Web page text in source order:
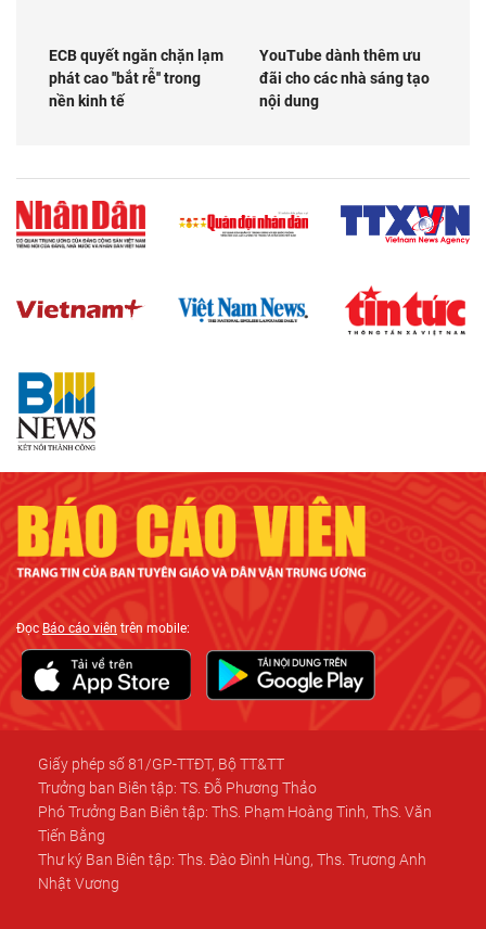
ECB quyết ngăn chặn lạm
phát cao ''bắt rễ'' trong
nền kinh tế
YouTube dành thêm ưu
đãi cho các nhà sáng tạo
nội dung
ĐọcBáo cáo viên trên mobile:
Giấy phép số 81/GP-TTĐT, Bộ TT&TT
Trưởng ban Biên tập: TS. Đỗ Phương Thảo
Phó Trưởng Ban Biên tập: ThS. Phạm Hoàng Tinh, ThS. Văn
Tiến Bằng
Thư ký Ban Biên tập: Ths. Đào Đình Hùng, Ths. Trương Anh
Nhật Vương